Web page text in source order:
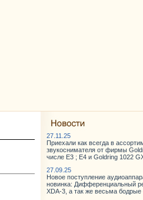
27.11.25
Приехали как всегда в
звукоснимателя от фирмы
числе E3 ; E4 и Goldring 1022
27.09.25
Новое поступление
новинка: Дифференциальный
XDA-3, а так же весьма бодрые